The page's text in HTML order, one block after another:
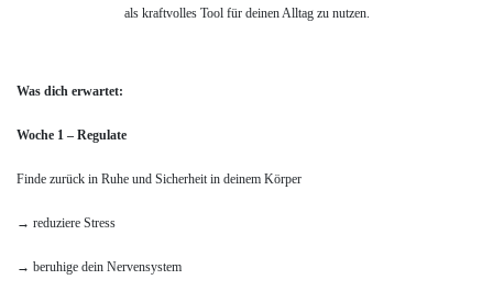
als kraftvolles Tool für deinen Alltag zu nutzen.
Was dich erwartet:
Woche 1 – Regulate
Finde zurück in Ruhe und Sicherheit in deinem Körper
→ reduziere Stress
→ beruhige dein Nervensystem